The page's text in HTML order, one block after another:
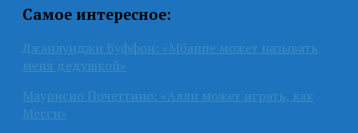
Самое интересное:
Джанлуиджи Буффон: «Мбаппе может называть
меня дедушкой»
Маурисио Почеттино: «Алли может играть, как
Месси»